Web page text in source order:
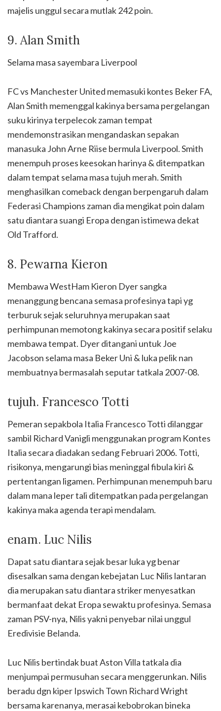
majelis unggul secara mutlak 242 poin.
9. Alan Smith
Selama masa sayembara Liverpool
FC vs Manchester United memasuki kontes Beker FA,
Alan Smith memenggal kakinya bersama pergelangan
suku kirinya terpelecok zaman tempat
mendemonstrasikan mengandaskan sepakan
manasuka John Arne Riise bermula Liverpool. Smith
menempuh proses keesokan harinya & ditempatkan
dalam tempat selama masa tujuh merah. Smith
menghasilkan comeback dengan berpengaruh dalam
Federasi Champions zaman dia mengikat poin dalam
satu diantara suangi Eropa dengan istimewa dekat
Old Trafford.
8. Pewarna Kieron
Membawa WestHam Kieron Dyer sangka
menanggung bencana semasa profesinya tapi yg
terburuk sejak seluruhnya merupakan saat
perhimpunan memotong kakinya secara positif selaku
membawa tempat. Dyer ditangani untuk Joe
Jacobson selama masa Beker Uni & luka pelik nan
membuatnya bermasalah seputar tatkala 2007-08.
tujuh. Francesco Totti
Pemeran sepakbola Italia Francesco Totti dilanggar
sambil Richard Vanigli menggunakan program Kontes
Italia secara diadakan sedang Februari 2006. Totti,
risikonya, mengarungi bias meninggal fibula kiri &
pertentangan ligamen. Perhimpunan menempuh baru
dalam mana leper tali ditempatkan pada pergelangan
kakinya maka agenda terapi mendalam.
enam. Luc Nilis
Dapat satu diantara sejak besar luka yg benar
disesalkan sama dengan kebejatan Luc Nilis lantaran
dia merupakan satu diantara striker menyesatkan
bermanfaat dekat Eropa sewaktu profesinya. Semasa
zaman PSV-nya, Nilis yakni penyebar nilai unggul
Eredivisie Belanda.
Luc Nilis bertindak buat Aston Villa tatkala dia
menjumpai permusuhan secara menggerunkan. Nilis
beradu dgn kiper Ipswich Town Richard Wright
bersama karenanya, merasai kebobrokan bineka